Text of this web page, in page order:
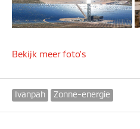
Bekijk meer foto’s
Ivanpah Zonne-energie